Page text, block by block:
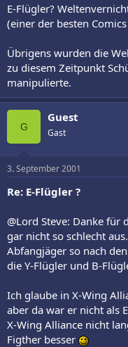
E-Flügler?
(einer der besten
Übrigens wurden die
zu diesem Zeitpunkt
manipulierte.
G
Guest
Gast
3. September 2001
Re: E-Flügler ?
@Lord Steve: Danke für
gar nicht so schlecht
Abfangjäger so nach
die Y-Flügler und B-
Ich glaube in X-Wing
aber da war er nicht als
X-Wing Alliance nicht
Figther besser